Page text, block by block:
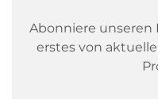
Abonniere unseren
erstes von